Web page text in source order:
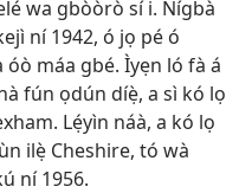
wa gbòòrò sí i. Nígbà
ní 1942, ó jọ pé ó
máa gbé. Ìyẹn ló fà á
fún ọdún díẹ̀, a sì kó lọ
Lẹ́yìn náà, a kó lọ
ilẹ̀ Cheshire, tó wà
ní 1956.